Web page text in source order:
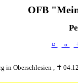
OFB
¤ «
in Oberschlesien ,